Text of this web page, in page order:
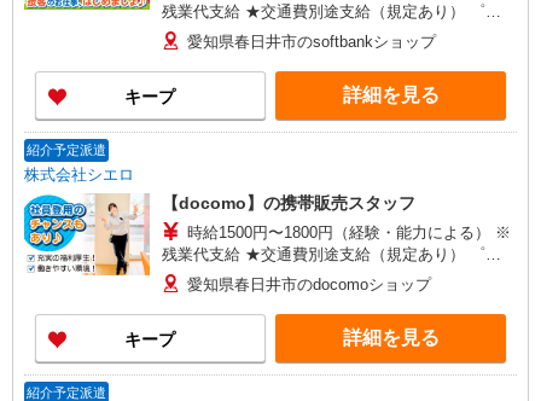
残業代支給 ★交通費別途支給（規定あり） ゜
+゜・。○。・゜+゜・。○。・゜+゜ 入社祝い金10
万円支給(規定有) お友達を紹介頂くと, インセンテ
ィブ支給(規定有) ★月2回払い・週払い可能（規程
有）★ ゜・。○。・゜+゜・。○。・゜+゜
愛知県春日井市のsoftbankショップ
キープ 詳細を見る
紹介予定派遣
株式会社シエロ
【docomo】の携帯販売スタッフ
時給1500円〜1800円（経験・能力による） ※
残業代支給 ★交通費別途支給（規定あり） ゜
+゜・。○。・゜+゜・。○。・゜+゜ 入社祝い金10
万円支給(規定有) お友達を紹介頂くと, インセンテ
ィブ支給(規定有) ★月2回払い・週払い可能（規程
有）★ ゜・。○。・゜+゜・。○。・゜+゜
愛知県春日井市のdocomoショップ
キープ 詳細を見る
紹介予定派遣